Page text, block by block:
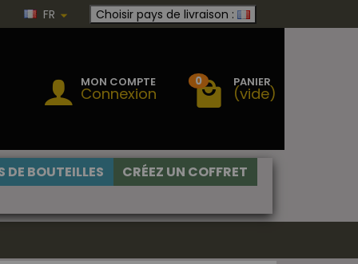
FR Choisir pays de livraison :
MON COMPTE
Connexion
0 PANIER
(vide)
BOUTEILLES CRÉEZ UN COFFRET